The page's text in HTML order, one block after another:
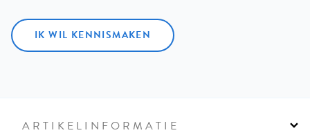
IK WIL KENNISMAKEN
ARTIKELINFORMATIE